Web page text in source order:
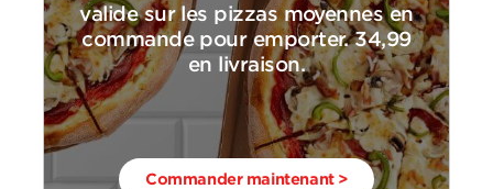
valide sur les pizzas moyennes en
commande pour emporter. 34,99
en livraison.
Commander maintenant >